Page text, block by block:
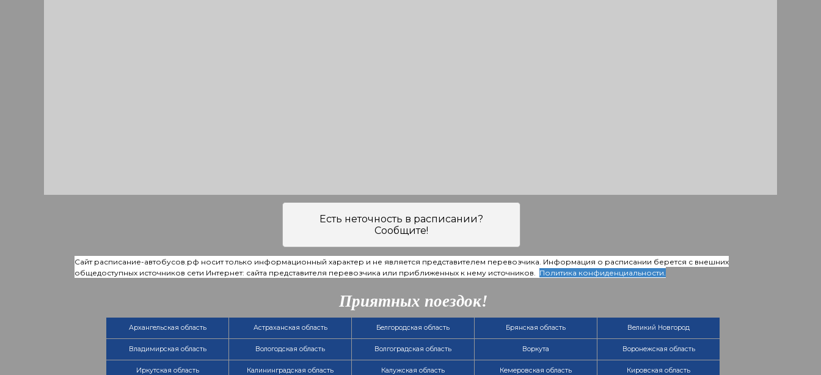
Есть неточность в расписании?
Сообщите!
Сайт расписание-автобусов.рф носит только информационный характер и не является представителем перевозчика. Информация о расписании берется с внешних
общедоступных источников сети Интернет: сайта представителя перевозчика или приближенных к нему источников. Политика конфиденциальности.
Приятных поездок!
Архангельская область Астраханская область Белгородская область Брянская область Великий Новгород
Владимирская область Вологодская область Волгоградская область Воркута Воронежская область
Иркутская область Калининградская область Калужская область Кемеровская область Кировская область